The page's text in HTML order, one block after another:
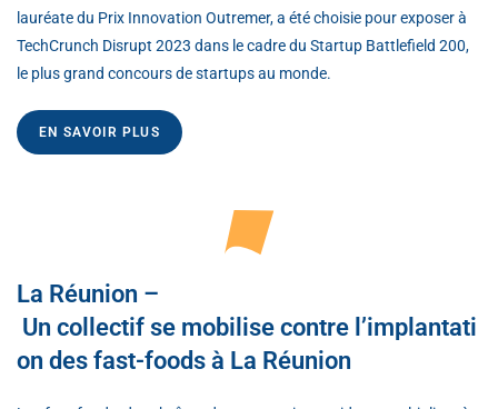
lauréate du Prix Innovation Outremer, a été choisie pour exposer à
TechCrunch Disrupt 2023 dans le cadre du Startup Battlefield 200,
le plus grand concours de startups au monde.
EN SAVOIR PLUS
La Réunion –
Un collectif se mobilise contre l’implantati
on des fast-foods à La Réunion